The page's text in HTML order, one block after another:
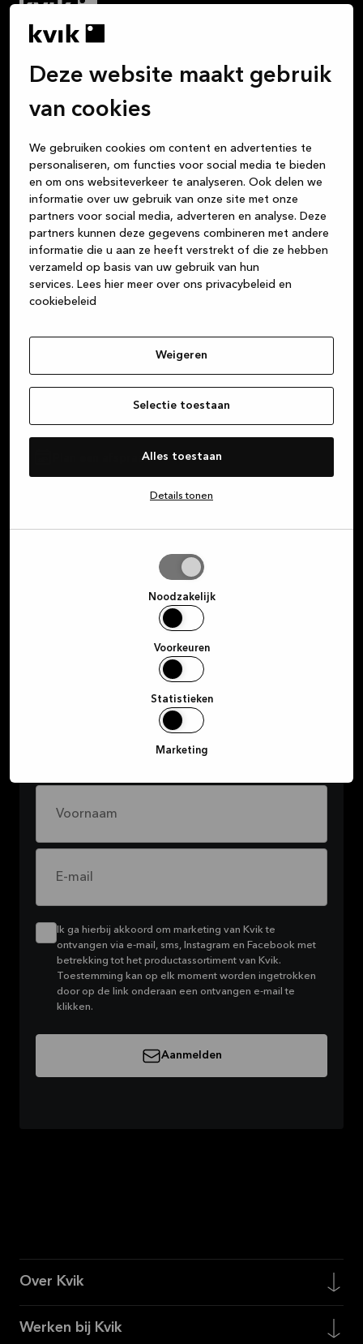
Deze website maakt gebruik
van cookies
We gebruiken cookies om content en advertenties te
personaliseren, om functies voor social media te bieden
en om ons websiteverkeer te analyseren. Ook delen we
informatie over uw gebruik van onze site met onze
partners voor social media, adverteren en analyse. Deze
partners kunnen deze gegevens combineren met andere
informatie die u aan ze heeft verstrekt of die ze hebben
verzameld op basis van uw gebruik van hun
services. Lees hier meer over ons privacybeleid en
cookiebeleid
Weigeren
Selectie toestaan
Alles toestaan
Details tonen
Noodzakelijk
Voorkeuren
Statistieken
Marketing
Wij vinden dat het kopen van een keuken net zo fijn
moet zijn als het leven dat je in die keuken leidt. Alle
maaltijden die je kookt, de nachtelijke gesprekken
met vrienden onder het genot van een glas wijn, het
kaartspelletjes die je speelt: de keuken is het centrum
van je leven. Maar of je nu een keuken, badkamer of
garderobe koopt, wij zijn je vertrouwde partner voor
hoogwaardige Deense designproducten van
duurzame materialen. Wij streven er altijd naar om
uitstekende klantenservice te bieden, vanaf het
totdat je nieuwe keuken, badkamer of garderobe
helemaal klaar is.
Over Kvik
Plan een afspraak
Meld je aan voor onze
nieuwsbrief en — ontvang
exclusieve aanbiedingen
Schrijf je in voor onze nieuwsbrief om op de
hoogte te blijven van alle coole acties die we
voor je in petto hebben.
Voornaam
E-mail
Ik ga hierbij akkoord om marketing van Kvik te
ontvangen via e-mail, sms, Instagram en Facebook met
betrekking tot het productassortiment van Kvik.
Toestemming kan op elk moment worden ingetrokken
door op de link onderaan een ontvangen e-mail te
klikken.
Aanmelden
Over Kvik
Werken bij Kvik